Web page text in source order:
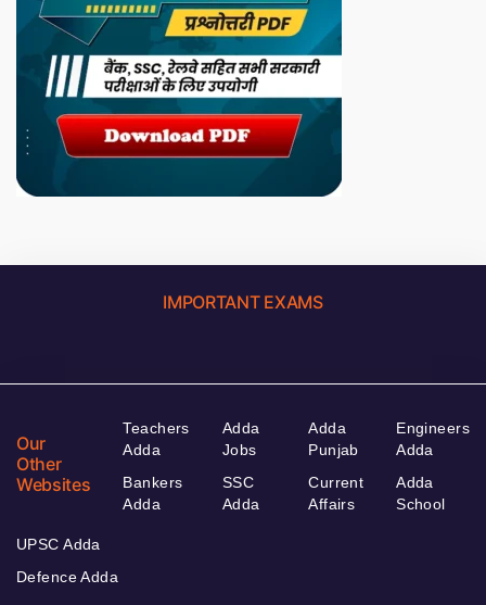
IMPORTANT EXAMS
Our
Other
Websites
Teachers
Adda
Bankers
Adda
Adda
Jobs
SSC
Adda
Adda
Punjab
Current
Affairs
Engineers
Adda
Adda
School
UPSC Adda
Defence Adda